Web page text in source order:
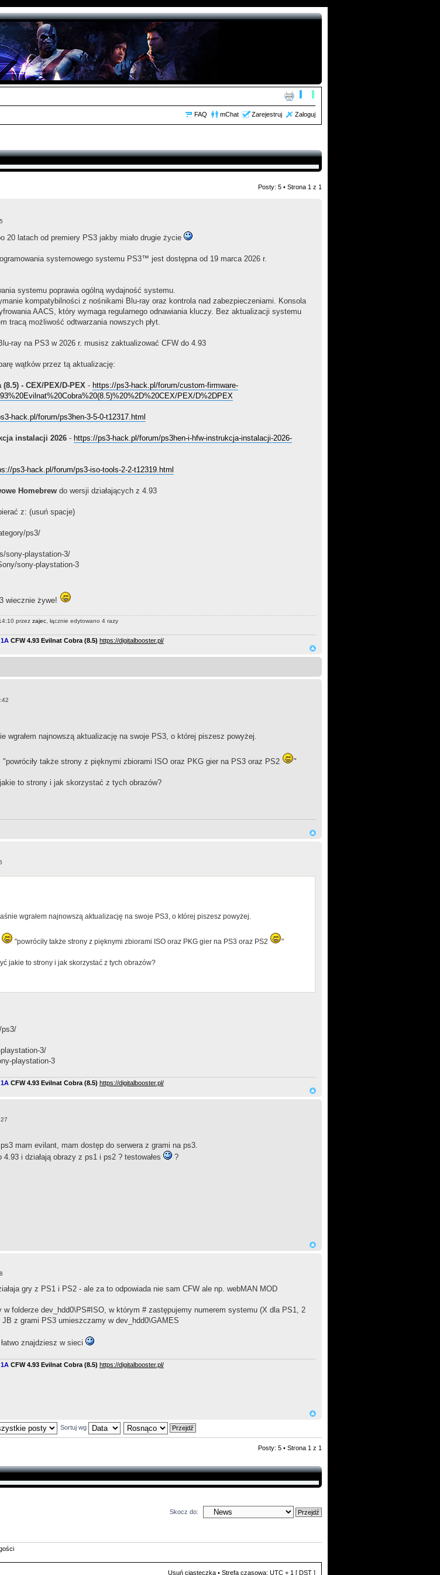
FAQ mChat Zarejestruj Zaloguj
Posty: 5 • Strona 1 z 1
20 latach od premiery PS3 jakby miało drugie życie
systemowego systemu PS3™ jest dostępna od 19 marca 2026 r.
systemu poprawia ogólną wydajność systemu.
kompatybilności z nośnikami Blu-ray oraz kontrola nad zabezpieczeniami. Konsola
AACS, który wymaga regularnego odnawiania kluczy. Bez aktualizacji systemu
tracą możliwość odtwarzania nowszych płyt.
ray na PS3 w 2026 r. musisz zaktualizować CFW do 4.93
wątków przez tą aktualizację:
- CEX/PEX/D-PEX- https://ps3-hack.pl/forum/custom-firmware-
PEX/D%2DPEX
hack.pl/forum/ps3hen-3-5-0-t12317.html
instalacji 2026- https://ps3-hack.pl/forum/ps3hen-i-hfw-instrukcja-instalacji-2026-
ps3-hack.pl/forum/ps3-iso-tools-2-2-t12319.html
Homebrewdo wersji działających z 4.93
z: (usuń spacje)
ps3/
sony-playstation-3/
sony-playstation-3
wiecznie żywe!
przez zajec, łącznie edytowano 4 razy
CFW 4.93 Evilnat Cobra (8.5) https://digitalbooster.pl/
wgrałem najnowszą aktualizację na swoje PS3, o której piszesz powyżej.
"powróciły także strony z pięknymi zbiorami ISO oraz PKG gier na PS3 oraz PS2 "
to strony i jak skorzystać z tych obrazów?
wgrałem najnowszą aktualizację na swoje PS3, o której piszesz powyżej.
"powróciły także strony z pięknymi zbiorami ISO oraz PKG gier na PS3 oraz PS2 "
jakie to strony i jak skorzystać z tych obrazów?
ps3/
3/
playstation-3
CFW 4.93 Evilnat Cobra (8.5) https://digitalbooster.pl/
mam evilant, mam dostęp do serwera z grami na ps3.
i działają obrazy z ps1 i ps2 ? testowałes
?
gry z PS1 i PS2 - ale za to odpowiada nie sam CFW ale np. webMAN MOD
w folderze dev_hdd0\PS#ISO, w którym # zastępujemy numerem systemu (X dla PS1, 2
z grami PS3 umieszczamy w dev_hdd0\GAMES
znajdziesz w sieci
CFW 4.93 Evilnat Cobra (8.5) https://digitalbooster.pl/
Sortuj wg
Posty: 5 • Strona 1 z 1
Skocz do:
Usuń ciasteczka • Strefa czasowa: UTC + 1 [ DST ]